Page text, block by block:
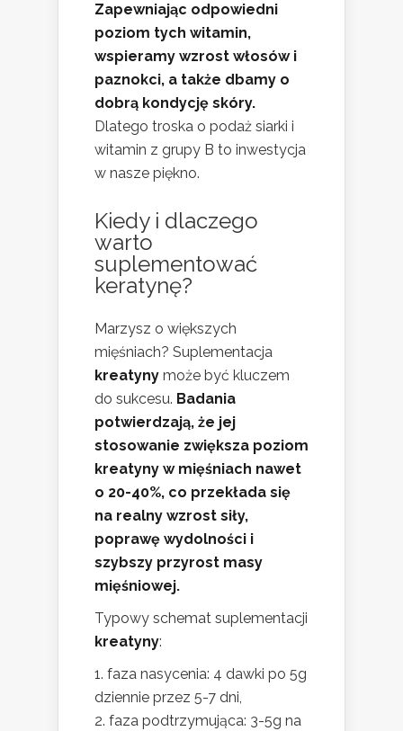
Zapewniając odpowiedni
poziom tych witamin,
wspieramy wzrost włosów i
paznokci, a także dbamy o
dobrą kondycję skóry.
Dlatego troska o podaż siarki i
witamin z grupy B to inwestycja
w nasze piękno.
Kiedy i dlaczego
warto
suplementować
keratynę?
Marzysz o większych
mięśniach? Suplementacja
kreatyny może być kluczem
do sukcesu. Badania
potwierdzają, że jej
stosowanie zwiększa poziom
kreatyny w mięśniach nawet
o 20-40%, co przekłada się
na realny wzrost siły,
poprawę wydolności i
szybszy przyrost masy
mięśniowej.
Typowy schemat suplementacji
kreatyny:
faza nasycenia: 4 dawki po 5g
dziennie przez 5-7 dni,
faza podtrzymująca: 3-5g na